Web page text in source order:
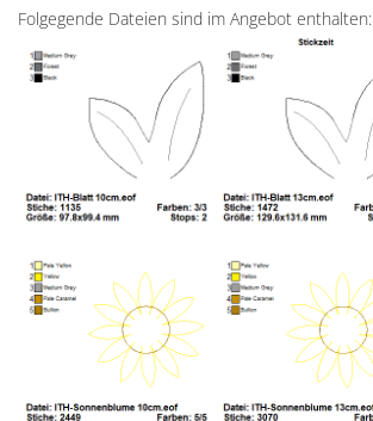
Folgegende Dateien sind im Angebot enthalten: